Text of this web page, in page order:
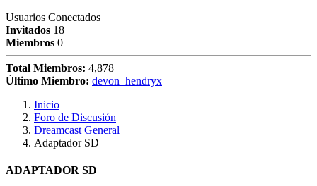
Usuarios Conectados
Invitados 18
Miembros 0
Total Miembros: 4,878
Último Miembro: devon_hendryx
Inicio
Foro de Discusión
Dreamcast General
Adaptador SD
ADAPTADOR SD